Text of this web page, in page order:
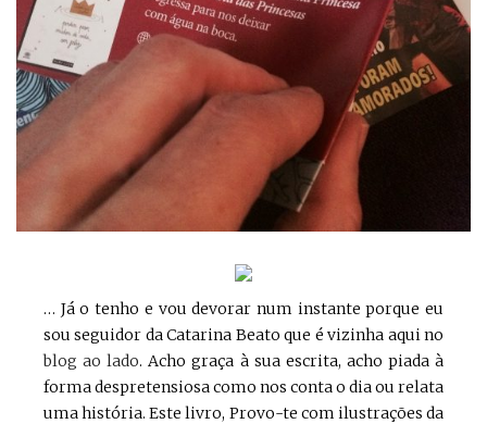
… Já o tenho e vou devorar num instante porque eu
sou seguidor da Catarina Beato que é vizinha aqui no
blog ao lado. Acho graça à sua escrita, acho piada à
forma despretensiosa como nos conta o dia ou relata
uma história. Este livro, Provo-te com ilustrações da